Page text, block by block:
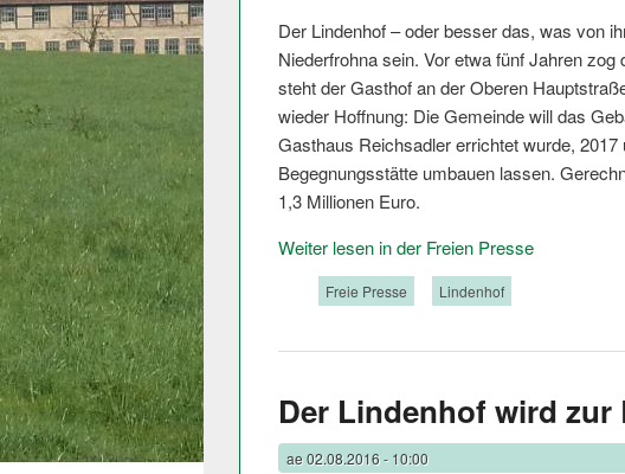
Der Lindenhof – oder besser das, was von
Niederfrohna sein. Vor etwa fünf Jahren
steht der Gasthof an der Oberen
wieder Hoffnung: Die Gemeinde will das
Gasthaus Reichsadler errichtet wurde,
Begegnungsstätte umbauen lassen.
1,3 Millionen Euro.
Weiter lesen in der Freien Presse
Freie Presse Lindenhof
Der Lindenhof wird
ae02.08.2016 - 10:00